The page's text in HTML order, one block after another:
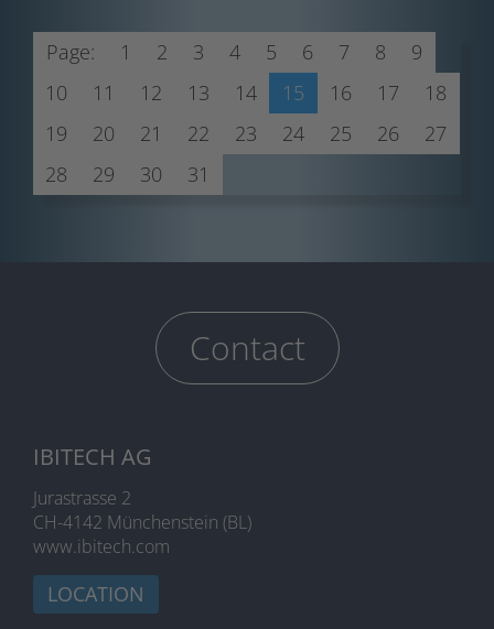
Page: 1 2 3 4 5 6 7 8
9
10
11 12 13 14 15 16 17
18
19
20 21 22 23 24 25 26
27
28
29 30 31
Contact
IBITECH AG
Jurastrasse 2
CH-4142 Münchenstein (BL)
www.ibitech.com
LOCATION